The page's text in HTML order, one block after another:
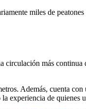
miles de
circulación más
Además, cuenta
experiencia de quienes